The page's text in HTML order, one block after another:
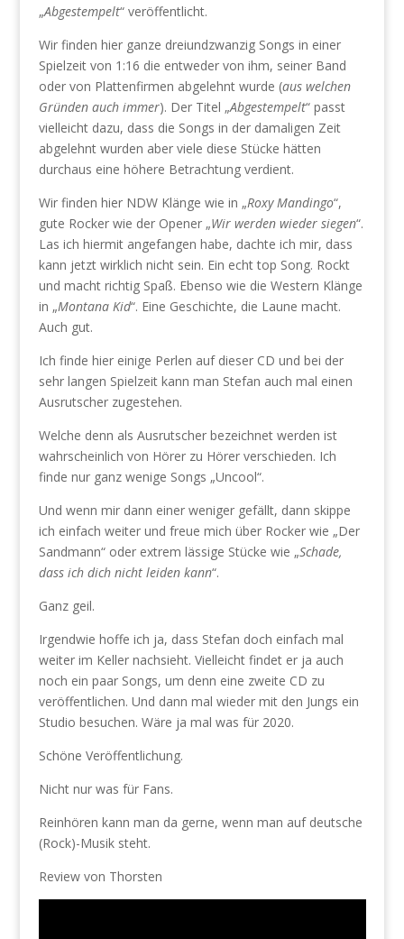
„Abgestempelt“ veröffentlicht.
Wir finden hier ganze dreiundzwanzig Songs in einer
Spielzeit von 1:16 die entweder von ihm, seiner Band
oder von Plattenfirmen abgelehnt wurde (aus welchen
Gründen auch immer). Der Titel „Abgestempelt“ passt
vielleicht dazu, dass die Songs in der damaligen Zeit
abgelehnt wurden aber viele diese Stücke hätten
durchaus eine höhere Betrachtung verdient.
Wir finden hier NDW Klänge wie in „Roxy Mandingo“,
gute Rocker wie der Opener „Wir werden wieder siegen“.
Las ich hiermit angefangen habe, dachte ich mir, dass
kann jetzt wirklich nicht sein. Ein echt top Song. Rockt
und macht richtig Spaß. Ebenso wie die Western Klänge
in „Montana Kid“. Eine Geschichte, die Laune macht.
Auch gut.
Ich finde hier einige Perlen auf dieser CD und bei der
sehr langen Spielzeit kann man Stefan auch mal einen
Ausrutscher zugestehen.
Welche denn als Ausrutscher bezeichnet werden ist
wahrscheinlich von Hörer zu Hörer verschieden. Ich
finde nur ganz wenige Songs „Uncool“.
Und wenn mir dann einer weniger gefällt, dann skippe
ich einfach weiter und freue mich über Rocker wie „Der
Sandmann“ oder extrem lässige Stücke wie „Schade,
dass ich dich nicht leiden kann“.
Ganz geil.
Irgendwie hoffe ich ja, dass Stefan doch einfach mal
weiter im Keller nachsieht. Vielleicht findet er ja auch
noch ein paar Songs, um denn eine zweite CD zu
veröffentlichen. Und dann mal wieder mit den Jungs ein
Studio besuchen. Wäre ja mal was für 2020.
Schöne Veröffentlichung.
Nicht nur was für Fans.
Reinhören kann man da gerne, wenn man auf deutsche
(Rock)-Musik steht.
Review von Thorsten